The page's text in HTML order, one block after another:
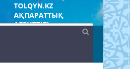
TOLQYN.KZ
АҚПАРАТТЫҚ
АГЕНТТІГІ